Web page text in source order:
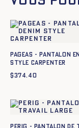
Pageas - Pantalon
style carpenter
$374.40
Perig - Pantalon de